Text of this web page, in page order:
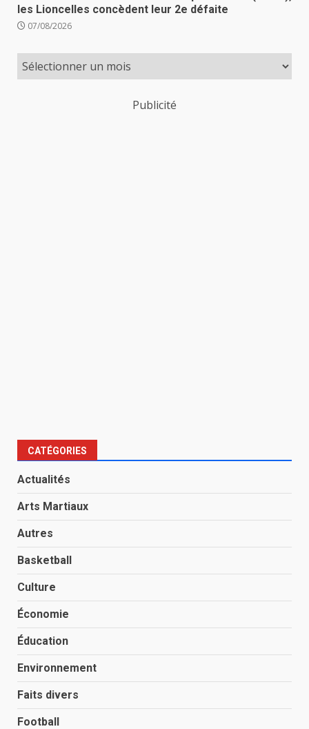
les Lioncelles concèdent leur 2e défaite
07/08/2026
Publicité
CATÉGORIES
Actualités
Arts Martiaux
Autres
Basketball
Culture
Économie
Éducation
Environnement
Faits divers
Football